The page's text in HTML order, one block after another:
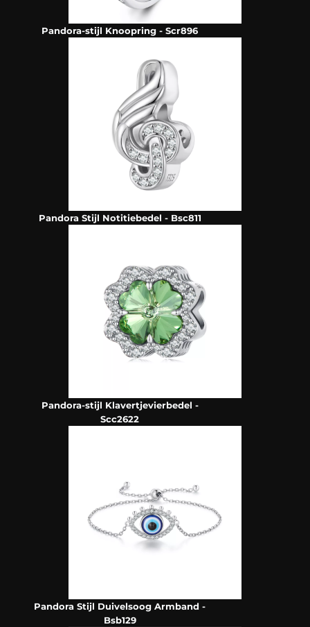
Pandora-stijl Knoopring - Scr896
Pandora Stijl Notitiebedel - Bsc811
Pandora-stijl Klavertjevierbedel -
Scc2622
Pandora Stijl Duivelsoog Armband -
Bsb129